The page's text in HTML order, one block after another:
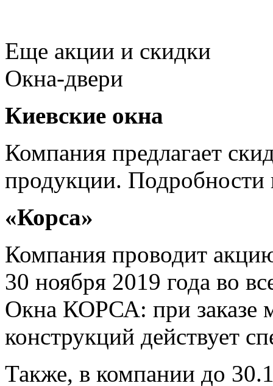
Еще акции и скидки
Окна-двери
Киевские окна
Компания предлагает
продукции. Подробности
«Корса»
Компания проводит
30 ноября 2019 года во
Окна КОРСА: при заказе
конструкций действует
Также, в компании до